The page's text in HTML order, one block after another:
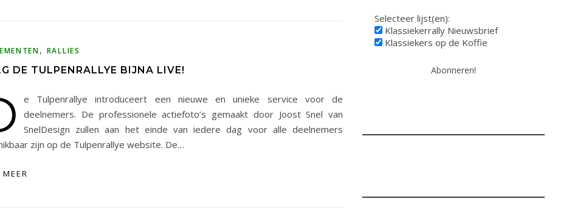
, RALLIES
DE TULPENRALLYE BIJNA LIVE!
e Tulpenrallye introduceert een nieuwe en unieke service voor de
deelnemers. De professionele actiefoto’s gemaakt door Joost Snel van
SnelDesign zullen aan het einde van iedere dag voor alle deelnemers
zijn op de Tulpenrallye website. De…
MEER
Selecteer lijst(en):
Klassiekerrally Nieuwsbrief
Klassiekers op de Koffie